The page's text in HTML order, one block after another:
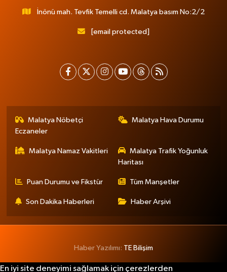
İnönü mah. Tevfik Temelli cd. Malatya basım No:2/2
[email protected]
Malatya Nöbetçi
Eczaneler
Malatya Hava Durumu
Malatya Namaz Vakitleri
Malatya Trafik Yoğunluk
Haritası
Puan Durumu ve Fikstür Tüm Manşetler
Son Dakika Haberleri Haber Arşivi
Haber Yazılımı: TE Bilişim
En iyi site deneyimi sağlamak için çerezlerden